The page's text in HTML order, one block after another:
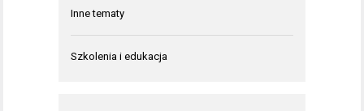
Inne tematy
Szkolenia i edukacja